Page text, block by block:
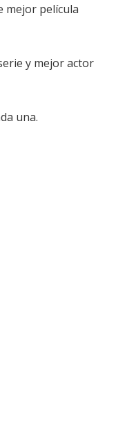
mejor película
y mejor actor
una.